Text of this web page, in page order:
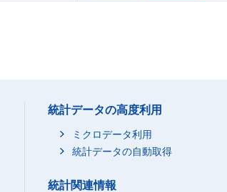
統計データの高度利用
ミクロデータ利用
統計データの自動取得
統計関連情報